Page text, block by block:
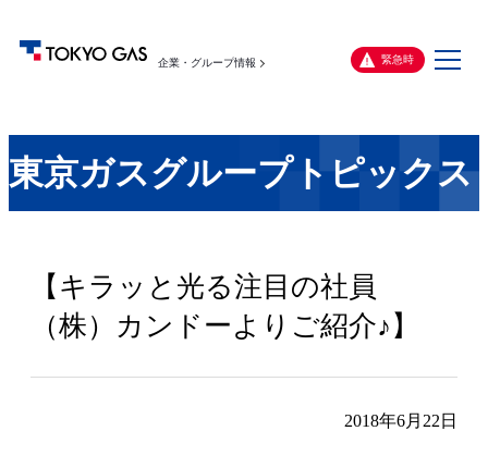
企業・グループ情報 緊急時
メ
東京ガスグループトピックス
【キラッと光る注目の社員
（株）カンドーよりご紹介♪】
2018年6月22日